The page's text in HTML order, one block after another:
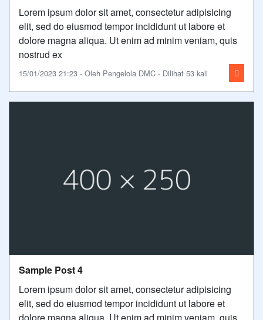
Lorem ipsum dolor sit amet, consectetur adipisicing
elit, sed do eiusmod tempor incididunt ut labore et
dolore magna aliqua. Ut enim ad minim veniam, quis
nostrud ex
15/01/2023 21:23 - Oleh Pengelola DMC - Dilihat 53 kali
Sample Post 4
Lorem ipsum dolor sit amet, consectetur adipisicing
elit, sed do eiusmod tempor incididunt ut labore et